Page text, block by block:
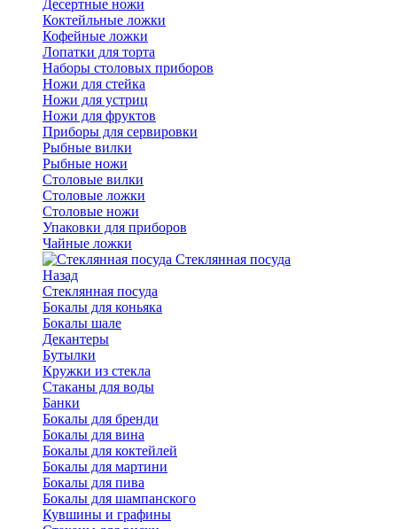
Десертные ножи
Коктейльные ложки
Кофейные ложки
Лопатки для торта
Наборы столовых приборов
Ножи для стейка
Ножи для устриц
Ножи для фруктов
Приборы для сервировки
Рыбные вилки
Рыбные ножи
Столовые вилки
Столовые ложки
Столовые ножи
Упаковки для приборов
Чайные ложки
Стеклянная посуда
Назад
Стеклянная посуда
Бокалы для коньяка
Бокалы шале
Декантеры
Бутылки
Кружки из стекла
Стаканы для воды
Банки
Бокалы для бренди
Бокалы для вина
Бокалы для коктейлей
Бокалы для мартини
Бокалы для пива
Бокалы для шампанского
Кувшины и графины